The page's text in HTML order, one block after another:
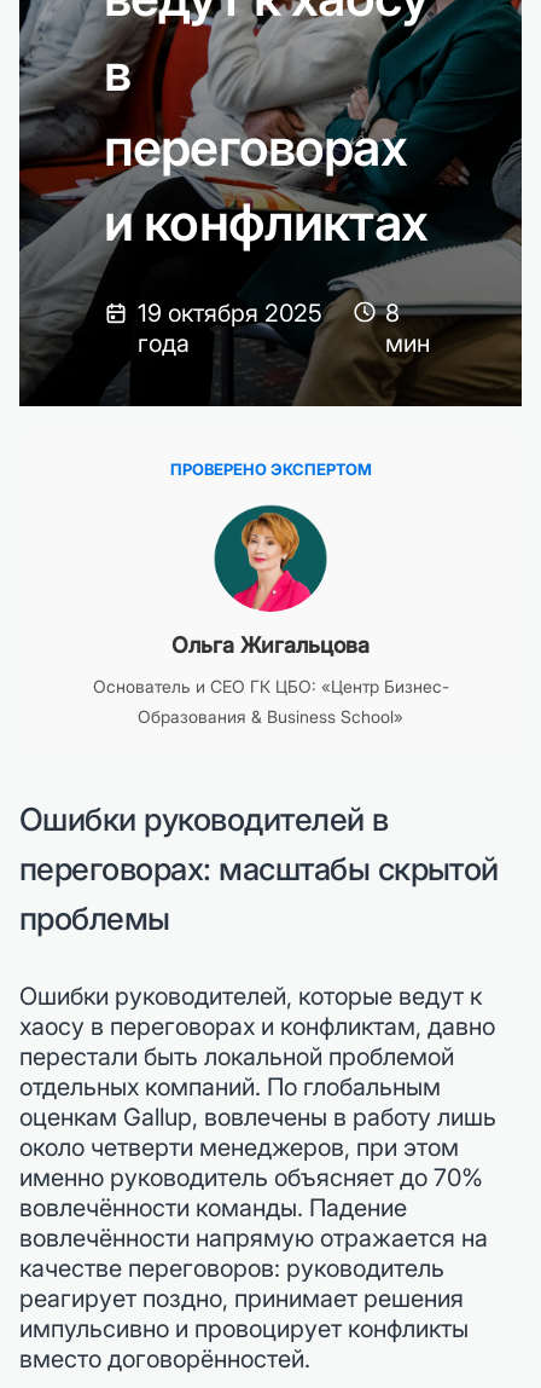
в
переговорах
и конфликтах
19 октября 2025
года
8
мин
ПРОВЕРЕНО ЭКСПЕРТОМ
Ольга Жигальцова
Основатель и CEO ГК ЦБО: «Центр Бизнес-
Образования & Business School»
Ошибки руководителей в
переговорах: масштабы скрытой
проблемы
Ошибки руководителей, которые ведут к
хаосу в переговорах и конфликтам, давно
перестали быть локальной проблемой
отдельных компаний. По глобальным
оценкам Gallup, вовлечены в работу лишь
около четверти менеджеров, при этом
именно руководитель объясняет до 70%
вовлечённости команды. Падение
вовлечённости напрямую отражается на
качестве переговоров: руководитель
реагирует поздно, принимает решения
импульсивно и провоцирует конфликты
вместо договорённостей.